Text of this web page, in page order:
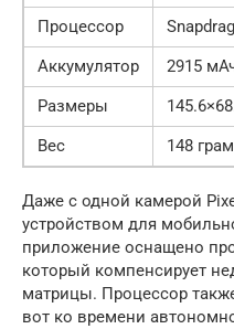
Процессор
Аккумулятор
2915
Размеры
Вес
148
Даже с одной камерой
устройством для
приложение оснащено
который компенсирует
матрицы. Процессор
вот ко времени